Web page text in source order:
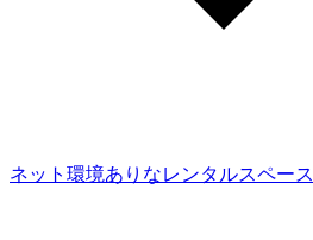
ネット環境ありなレンタルスペース